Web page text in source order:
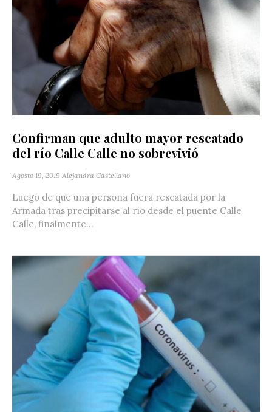
Confirman que adulto mayor rescatado
del río Calle Calle no sobrevivió
Agosto 19, 2019 Alejandra Castellano
Luego de que una persona fuera rescatada por la
Armada tras precipitarse al río desde el puente Calle
Calle, finalmente...